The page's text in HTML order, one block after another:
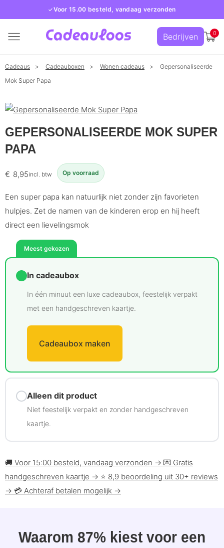
Voor 15.00 besteld, vandaag verzonden
Bedrijven 0
Cadeaus Cadeauboxen Wonen cadeaus
Gepersonaliseerde
Mok Super Papa
GEPERSONALISEERDE MOK SUPER
PAPA
€ 8,95incl. btw Op voorraad
Een super papa kan natuurlijk niet zonder zijn favorieten
hulpjes. Zet de namen van de kinderen erop en hij heeft
direct een lievelingsmok
In cadeaubox
Meest gekozen
In één minuut een luxe cadeaubox, feestelijk verpakt
met een handgeschreven kaartje.
Cadeaubox maken
Alleen dit product
Niet feestelijk verpakt en zonder handgeschreven
kaartje.
🚚 Voor 15:00 besteld, vandaag verzonden → 💌 Gratis
handgeschreven kaartje → ⭐ 8,9 beoordeling uit 30+ reviews
→ 💳 Achteraf betalen mogelijk →
Waarom 87% kiest voor een